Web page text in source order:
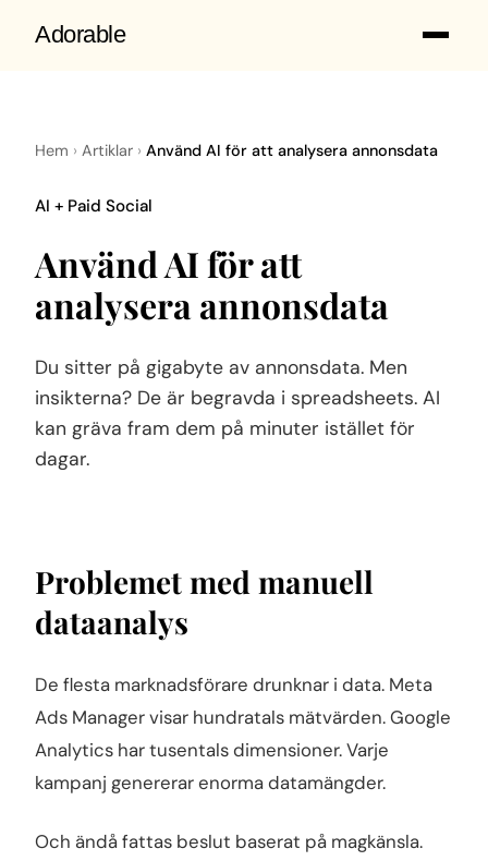
Adorable
Hem › Artiklar › Använd AI för att analysera annonsdata
AI + Paid Social
Använd AI för att
analysera annonsdata
Du sitter på gigabyte av annonsdata. Men
insikterna? De är begravda i spreadsheets. AI
kan gräva fram dem på minuter istället för
dagar.
Problemet med manuell
dataanalys
De flesta marknadsförare drunknar i data. Meta
Ads Manager visar hundratals mätvärden. Google
Analytics har tusentals dimensioner. Varje
kampanj genererar enorma datamängder.
Och ändå fattas beslut baserat på magkänsla.